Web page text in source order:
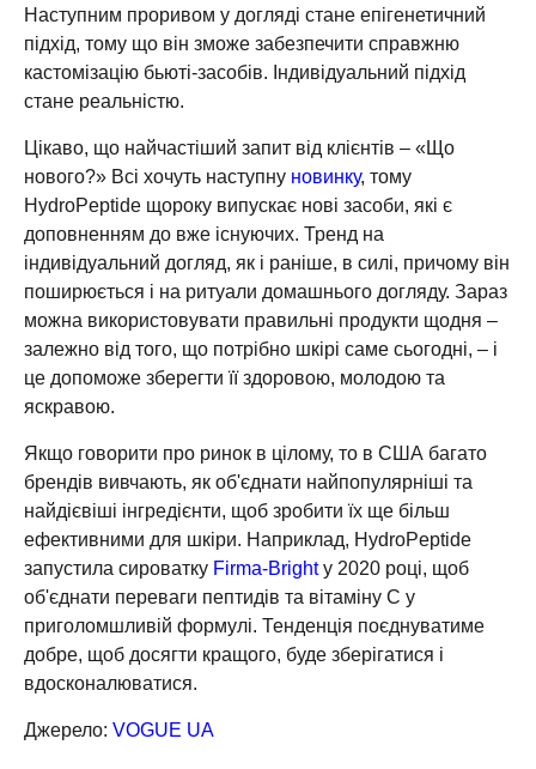
Наступним проривом у догляді стане епігенетичний
підхід, тому що він зможе забезпечити справжню
кастомізацію бьюті-засобів. Індивідуальний підхід
стане реальністю.
Цікаво, що найчастіший запит від клієнтів – «Що
нового?» Всі хочуть наступну новинку, тому
HydroPeptide щороку випускає нові засоби, які є
доповненням до вже існуючих. Тренд на
індивідуальний догляд, як і раніше, в силі, причому він
поширюється і на ритуали домашнього догляду. Зараз
можна використовувати правильні продукти щодня –
залежно від того, що потрібно шкірі саме сьогодні, – і
це допоможе зберегти її здоровою, молодою та
яскравою.
Якщо говорити про ринок в цілому, то в США багато
брендів вивчають, як об'єднати найпопулярніші та
найдієвіші інгредієнти, щоб зробити їх ще більш
ефективними для шкіри. Наприклад, HydroPeptide
запустила сироватку Firma-Brightу 2020 році, щоб
об'єднати переваги пептидів та вітаміну С у
приголомшливій формулі. Тенденція поєднуватиме
добре, щоб досягти кращого, буде зберігатися і
вдосконалюватися.
Джерело: VOGUE UA